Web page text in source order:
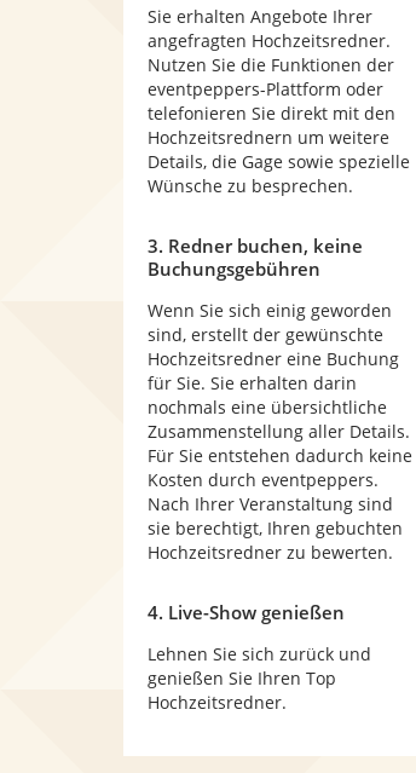
Sie erhalten Angebote Ihrer
angefragten Hochzeitsredner.
Nutzen Sie die Funktionen der
eventpeppers-Plattform oder
telefonieren Sie direkt mit den
Hochzeitsrednern um weitere
Details, die Gage sowie spezielle
Wünsche zu besprechen.
3. Redner buchen, keine
Buchungsgebühren
Wenn Sie sich einig geworden
sind, erstellt der gewünschte
Hochzeitsredner eine Buchung
für Sie. Sie erhalten darin
nochmals eine übersichtliche
Zusammenstellung aller Details.
Für Sie entstehen dadurch keine
Kosten durch eventpeppers.
Nach Ihrer Veranstaltung sind
sie berechtigt, Ihren gebuchten
Hochzeitsredner zu bewerten.
4. Live-Show genießen
Lehnen Sie sich zurück und
genießen Sie Ihren Top
Hochzeitsredner.